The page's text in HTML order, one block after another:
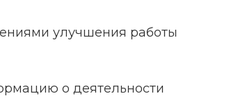
улучшения работы
о деятельности